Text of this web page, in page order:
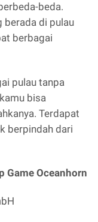
beda.
berada di pulau
berbagai
pulau tanpa
bisa
Terdapat
berpindah dari
Game Oceanhorn